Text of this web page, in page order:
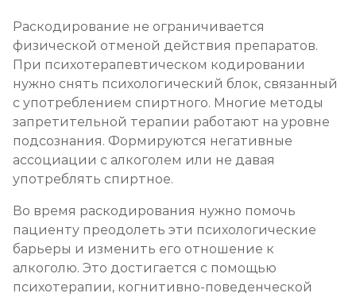
Раскодирование не ограничивается
физической отменой действия препаратов.
При психотерапевтическом кодировании
нужно снять психологический блок, связанный
с употреблением спиртного. Многие методы
запретительной терапии работают на уровне
подсознания. Формируются негативные
ассоциации с алкоголем или не давая
употреблять спиртное.
Во время раскодирования нужно помочь
пациенту преодолеть эти психологические
барьеры и изменить его отношение к
алкоголю. Это достигается с помощью
психотерапии, когнитивно-поведенческой